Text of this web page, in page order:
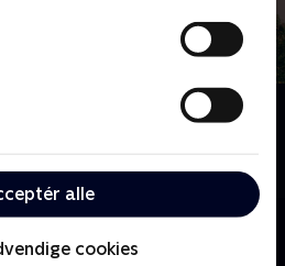
alle
cookies